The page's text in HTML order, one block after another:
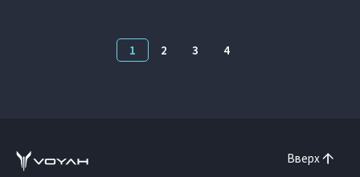
1 2 3 4
Вверх